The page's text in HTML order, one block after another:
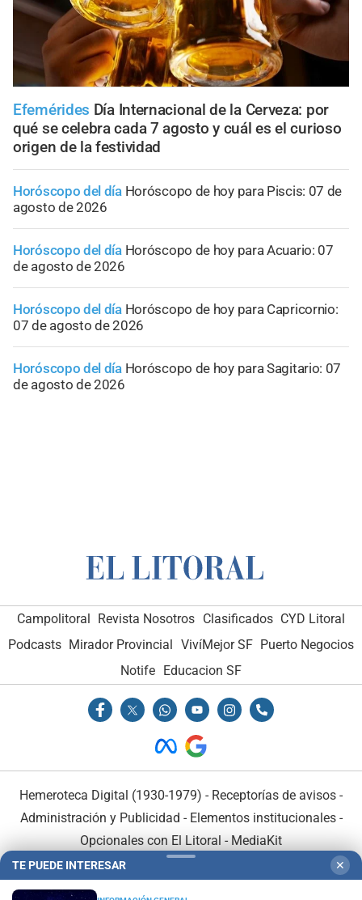
Efemérides Día Internacional de la Cerveza: por
qué se celebra cada 7 agosto y cuál es el curioso
origen de la festividad
Horóscopo del día Horóscopo de hoy para Piscis: 07 de
agosto de 2026
Horóscopo del día Horóscopo de hoy para Acuario: 07
de agosto de 2026
Horóscopo del día Horóscopo de hoy para Capricornio:
07 de agosto de 2026
Horóscopo del día Horóscopo de hoy para Sagitario: 07
de agosto de 2026
Campolitoral Revista Nosotros Clasificados CYD Litoral
Podcasts Mirador Provincial VivíMejor SF Puerto Negocios
Notife Educacion SF
Hemeroteca Digital (1930-1979) - Receptorías de avisos -
Administración y Publicidad - Elementos institucionales-
Opcionales con El Litoral - MediaKit
TE PUEDE INTERESAR ✕